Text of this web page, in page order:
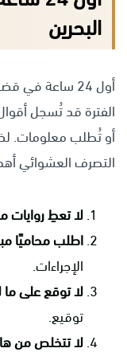
البحرين
أول 24 ساعة
الفترة قد تُسجل
أو تُطلب معلومات.
التصرف العشوائي
لا تعطِ روايات
اطلب محاميًا
الإجراءات.
لا توقع على ما
توقيع.
لا تتخلص من